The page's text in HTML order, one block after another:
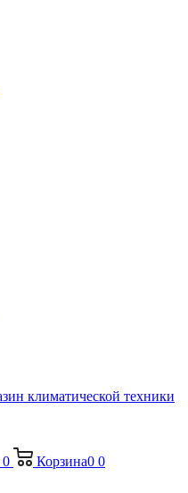
0 Корзина0 0